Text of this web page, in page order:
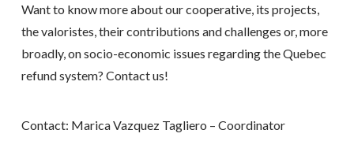
Want to know more about our cooperative, its projects,
the valoristes, their contributions and challenges or, more
broadly, on socio-economic issues regarding the Quebec
refund system? Contact us!
Contact: Marica Vazquez Tagliero – Coordinator